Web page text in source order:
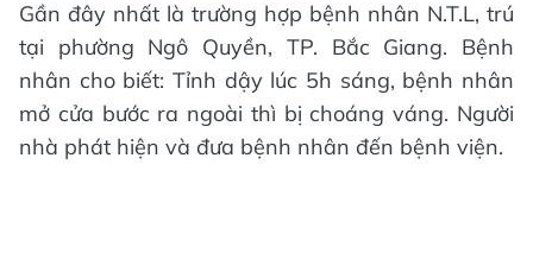
Gần đây nhất là trường hợp bệnh nhân N.T.L, trú
tại phường Ngô Quyền, TP. Bắc Giang. Bệnh
nhân cho biết: Tỉnh dậy lúc 5h sáng, bệnh nhân
mở cửa bước ra ngoài thì bị choáng váng. Người
nhà phát hiện và đưa bệnh nhân đến bệnh viện.